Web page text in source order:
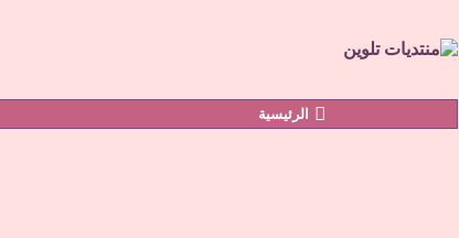
الرئيسية